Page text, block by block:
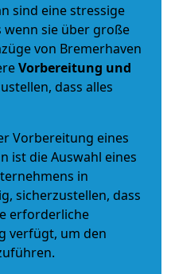
sind eine stressige
wenn sie über große
von Bremerhaven
Vorbereitung und
dass alles
Vorbereitung eines
ist die Auswahl eines
in
sicherzustellen, dass
erforderliche
verfügt, um den